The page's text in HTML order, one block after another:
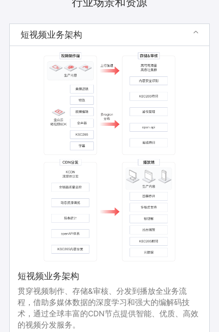
短视频业务架构 
短视频业务架构
贯穿视频制作、存储&审核、分发到播放全业务流
程，借助多媒体数据的深度学习和强大的编解码技
术，通过全球丰富的CDN节点提供智能、优质、高效
的视频分发服务。